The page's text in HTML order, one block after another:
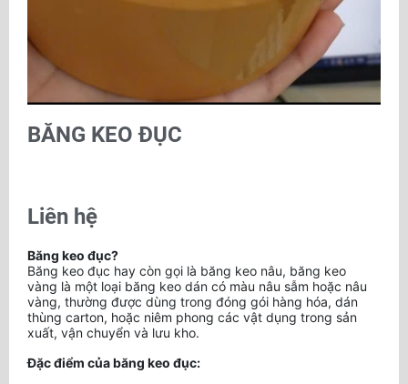
BĂNG KEO ĐỤC
Liên hệ
Băng keo đục?
Băng keo đục hay còn gọi là băng keo nâu, băng keo
vàng là một loại băng keo dán có màu nâu sẫm hoặc nâu
vàng, thường được dùng trong đóng gói hàng hóa, dán
thùng carton, hoặc niêm phong các vật dụng trong sản
xuất, vận chuyển và lưu kho.
Đặc điểm của băng keo đục: